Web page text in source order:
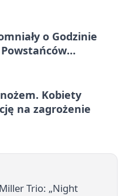
o Godzinie
Powstańców
Kobiety
na zagrożenie
Trio: „Night